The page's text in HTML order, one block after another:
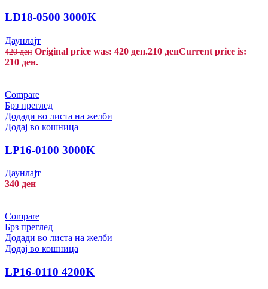
LD18-0500 3000K
Даунлајт
420ден Original price was: 420 ден.210 денCurrent price is:
210 ден.
Compare
Брз преглед
Додади во листа на желби
Додај во кошница
LP16-0100 3000K
Даунлајт
340 ден
Compare
Брз преглед
Додади во листа на желби
Додај во кошница
LP16-0110 4200K